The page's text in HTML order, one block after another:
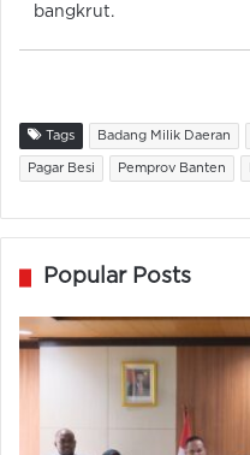
bangkrut.
Tags Badang Milik Daeran
Pagar Besi Pemprov Banten
Popular Posts